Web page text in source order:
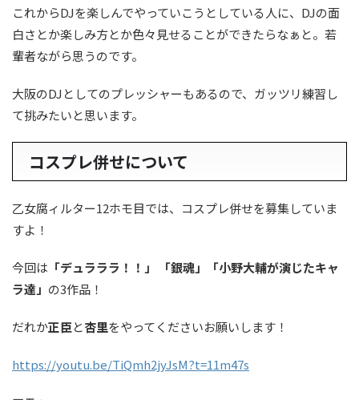
これからDJを楽しんでやっていこうとしている人に、DJの面
白さとか楽しみ方とか色々見せることができたらなぁと。若
輩者ながら思うのです。
大阪のDJとしてのプレッシャーもあるので、ガッツリ練習し
て挑みたいと思います。
コスプレ併せについて
乙女腐ィルター12ホモ目では、コスプレ併せを募集していま
すよ！
今回は 「デュラララ！！」 「銀魂」「小野大輔が演じたキャ
ラ達」 の3作品！
だれか正臣と杏里をやってくださいお願いします！
https://youtu.be/TiQmh2jyJsM?t=11m47s